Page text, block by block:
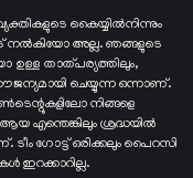
കൈയ്യില്‍നിന്നും
നൽകിയോ അല്ല. ഞങ്ങളുടെ
ഉള്ള താത്പര്യത്തിലും,
ചെയ്യുന്ന ഒന്നാണ്.
നിങ്ങളെ
എന്തെങ്കിലും ശ്രദ്ധയിൽ
ടീം ഗോട്ട് ഒരിക്കലും പൈറസി
ഇറക്കാറില്ല.